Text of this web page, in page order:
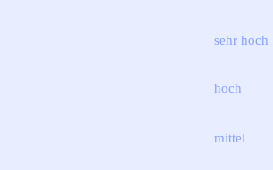
sehr hoch
hoch
mittel